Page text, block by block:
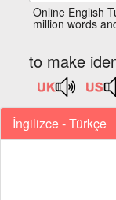
Online English
million words
to make
İngilizce - Türkçe